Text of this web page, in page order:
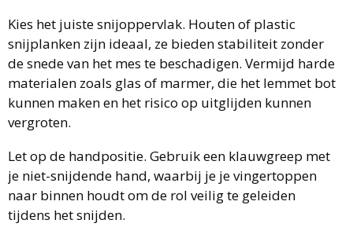
Kies het juiste snijoppervlak. Houten of plastic
snijplanken zijn ideaal, ze bieden stabiliteit zonder
de snede van het mes te beschadigen. Vermijd harde
materialen zoals glas of marmer, die het lemmet bot
kunnen maken en het risico op uitglijden kunnen
vergroten.
Let op de handpositie. Gebruik een klauwgreep met
je niet-snijdende hand, waarbij je je vingertoppen
naar binnen houdt om de rol veilig te geleiden
tijdens het snijden.